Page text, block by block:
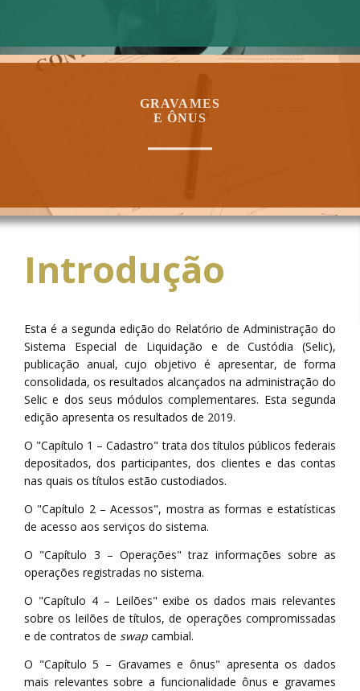
VALOR FINANCEIRO E QUANTIDADE DE CONTAS
CÁLCULO DA TAXA SELIC
ÍNDICE DE DISPONIBILIDADE DO SELIC (IDS)
AGENDA
GRAVAMES
E ÔNUS
TAXA
SELIC
AGENDA
Introdução
Esta é a segunda edição do Relatório de Administração do
Sistema Especial de Liquidação e de Custódia (Selic),
publicação anual, cujo objetivo é apresentar, de forma
consolidada, os resultados alcançados na administração do
Selic e dos seus módulos complementares. Esta segunda
edição apresenta os resultados de 2019.
O "Capítulo 1 – Cadastro" trata dos títulos públicos federais
depositados, dos participantes, dos clientes e das contas
nas quais os títulos estão custodiados.
O "Capítulo 2 – Acessos", mostra as formas e estatísticas
de acesso aos serviços do sistema.
O "Capítulo 3 – Operações" traz informações sobre as
operações registradas no sistema.
O "Capítulo 4 – Leilões" exibe os dados mais relevantes
sobre os leilões de títulos, de operações compromissadas
e de contratos de swap cambial.
O "Capítulo 5 – Gravames e ônus" apresenta os dados
mais relevantes sobre a funcionalidade ônus e gravames